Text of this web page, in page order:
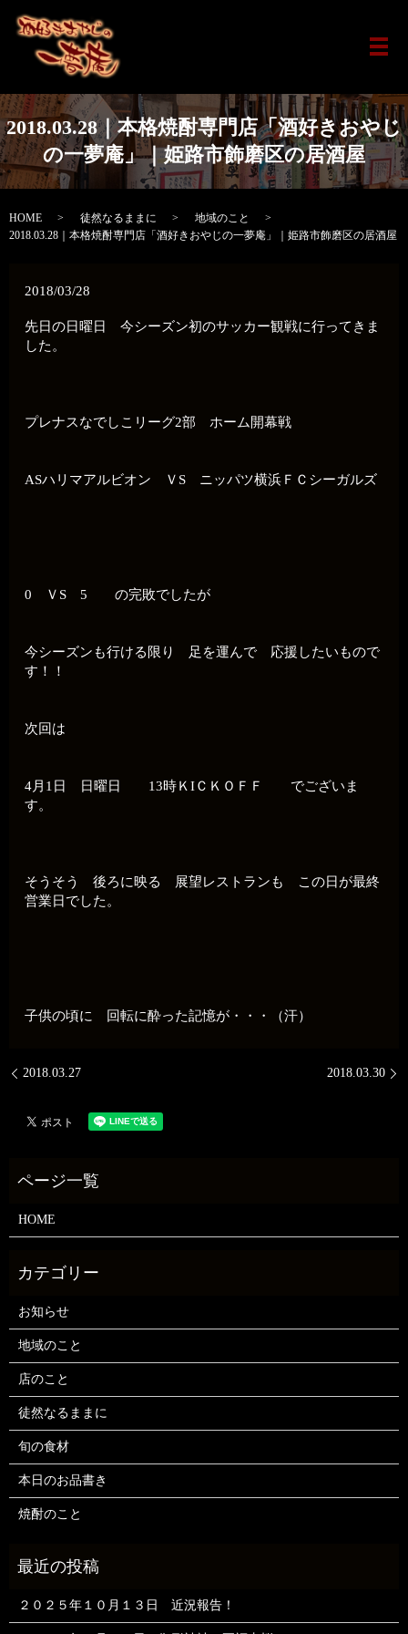
メ
2018.03.28｜本格焼酎専門店「酒好きおやじ
の一夢庵」｜姫路市飾磨区の居酒屋
HOME 徒然なるままに
地域のこと
2018.03.28｜本格焼酎専門店「酒好きおやじの一夢庵」｜姫路市飾磨区の居酒屋
2018/03/28
先日の日曜日 今シーズン初のサッカー観戦に行ってきま
した。
プレナスなでしこリーグ2部 ホーム開幕戦
ASハリマアルビオン ＶS ニッパツ横浜ＦＣシーガルズ
0 ＶS 5 の完敗でしたが
今シーズンも行ける限り 足を運んで 応援したいもので
す！！
次回は
4月1日 日曜日 13時ＫIＣＫＯＦＦ でございま
す。
そうそう 後ろに映る 展望レストランも この日が最終
営業日でした。
子供の頃に 回転に酔った記憶が・・・（汗）
2018.03.27 2018.03.30
HOME
お知らせ
地域のこと
店のこと
徒然なるままに
旬の食材
本日のお品書き
焼酎のこと
２０２５年１０月１３日 近況報告！